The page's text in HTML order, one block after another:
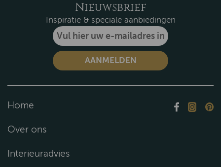
Nieuwsbrief
Inspiratie & speciale aanbiedingen
Home
Over ons
Interieuradvies